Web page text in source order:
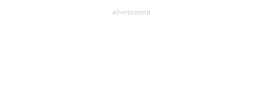
advertisement